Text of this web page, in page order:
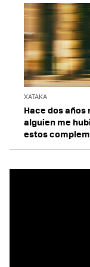
XATAKA
Hace dos
alguien me
estos